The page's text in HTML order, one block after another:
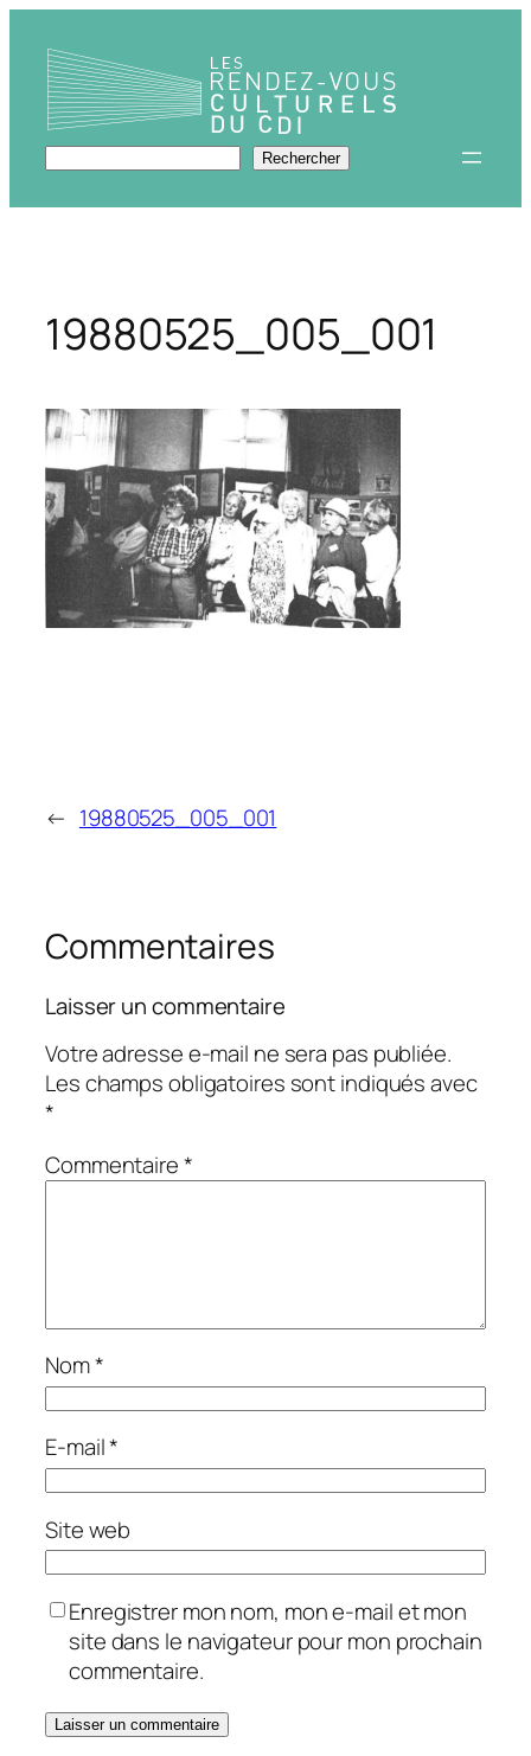
contenu
Rechercher Rechercher
19880525_005_001
← 19880525_005_001
Commentaires
Laisser un commentaire
Votre adresse e-mail ne sera pas publiée.
Les champs obligatoires sont indiqués avec
*
Commentaire*
Nom*
E-mail*
Site web
Enregistrer mon nom, mon e-mail et mon
site dans le navigateur pour mon prochain
commentaire.